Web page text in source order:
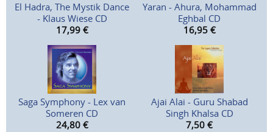
El Hadra, The Mystik Dance
- Klaus Wiese CD
17,99 €
Yaran - Ahura, Mohammad
Eghbal CD
16,95 €
Saga Symphony - Lex van
Someren CD
24,80 €
Ajai Alai - Guru Shabad
Singh Khalsa CD
7,50 €